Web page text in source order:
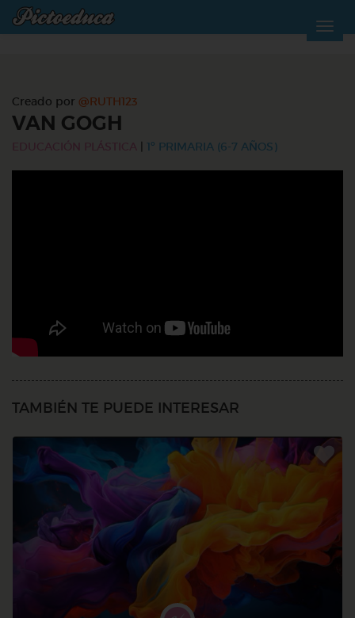
Creado por @RUTH123
VAN GOGH
EDUCACIÓN PLÁSTICA 1º PRIMARIA (6-7 AÑOS)
TAMBIÉN TE PUEDE INTERESAR